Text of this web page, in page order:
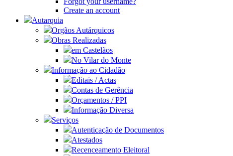
Create an account
Autarquia
Orgãos Autárquicos
Obras Realizadas
em Castelãos
No Vilar do Monte
Informação ao Cidadão
Editais / Actas
Contas de Gerência
Orçamentos / PPI
Informação Diversa
Serviços
Autenticação de Documentos
Atestados
Recenceamento Eleitoral